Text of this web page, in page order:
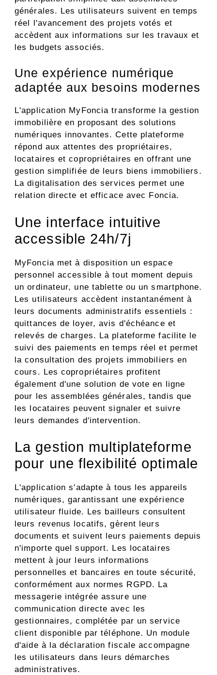
générales. Les utilisateurs suivent en temps
réel l'avancement des projets votés et
accèdent aux informations sur les travaux et
les budgets associés.
Une expérience numérique
adaptée aux besoins modernes
L'application MyFoncia transforme la gestion
immobilière en proposant des solutions
numériques innovantes. Cette plateforme
répond aux attentes des propriétaires,
locataires et copropriétaires en offrant une
gestion simplifiée de leurs biens immobiliers.
La digitalisation des services permet une
relation directe et efficace avec Foncia.
Une interface intuitive
accessible 24h/7j
MyFoncia met à disposition un espace
personnel accessible à tout moment depuis
un ordinateur, une tablette ou un smartphone.
Les utilisateurs accèdent instantanément à
leurs documents administratifs essentiels :
quittances de loyer, avis d'échéance et
relevés de charges. La plateforme facilite le
suivi des paiements en temps réel et permet
la consultation des projets immobiliers en
cours. Les copropriétaires profitent
également d'une solution de vote en ligne
pour les assemblées générales, tandis que
les locataires peuvent signaler et suivre
leurs demandes d'intervention.
La gestion multiplateforme
pour une flexibilité optimale
L'application s'adapte à tous les appareils
numériques, garantissant une expérience
utilisateur fluide. Les bailleurs consultent
leurs revenus locatifs, gèrent leurs
documents et suivent leurs paiements depuis
n'importe quel support. Les locataires
mettent à jour leurs informations
personnelles et bancaires en toute sécurité,
conformément aux normes RGPD. La
messagerie intégrée assure une
communication directe avec les
gestionnaires, complétée par un service
client disponible par téléphone. Un module
d'aide à la déclaration fiscale accompagne
les utilisateurs dans leurs démarches
administratives.